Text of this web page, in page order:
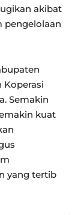
akibat
pengelolaan
Koperasi
Semakin
kuat
yang tertib